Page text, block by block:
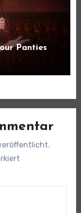
Panties